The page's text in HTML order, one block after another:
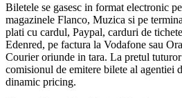
Biletele se gasesc in format electronic pe
magazinele Flanco, Muzica si pe
plati cu cardul, Paypal, carduri de
Edenred, pe factura la Vodafone sau
Courier oriunde in tara. La pretul
comisionul de emitere bilete al agentiei
dinamic pricing.